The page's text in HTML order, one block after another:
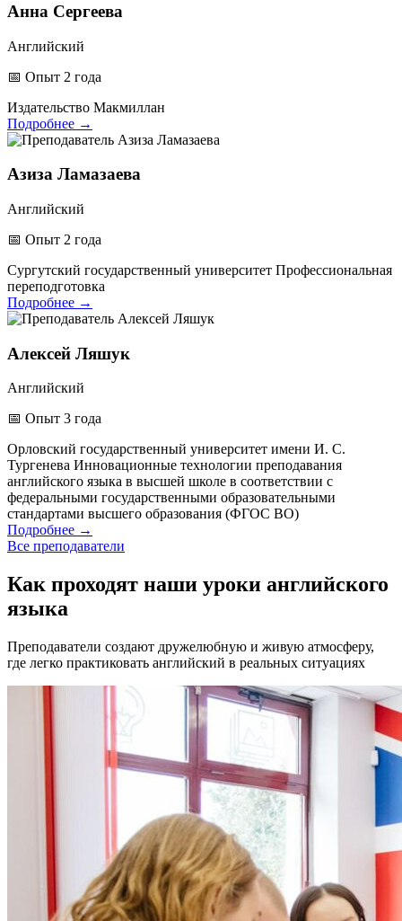
Анна Сергеева
Английский
📅 Опыт 2 года
Издательство Макмиллан
Подробнее →
Азиза Ламазаева
Английский
📅 Опыт 2 года
Сургутский государственный университет Профессиональная
переподготовка
Подробнее →
Алексей Ляшук
Английский
📅 Опыт 3 года
Орловский государственный университет имени И. С.
Тургенева Инновационные технологии преподавания
английского языка в высшей школе в соответствии с
федеральными государственными образовательными
стандартами высшего образования (ФГОС ВО)
Подробнее →
Все преподаватели
Как проходят наши уроки английского
языка
Преподаватели создают дружелюбную и живую атмосферу,
где легко практиковать английский в реальных ситуациях